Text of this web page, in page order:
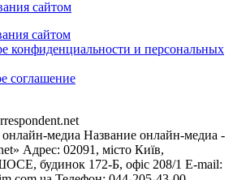
сайтом
сайтом
конфиденциальности и персональных
соглашение
медиа Название онлайн-медиа -
Адрес: 02091, місто Київ,
будинок 172-Б, офіс 208/1 E-mail: